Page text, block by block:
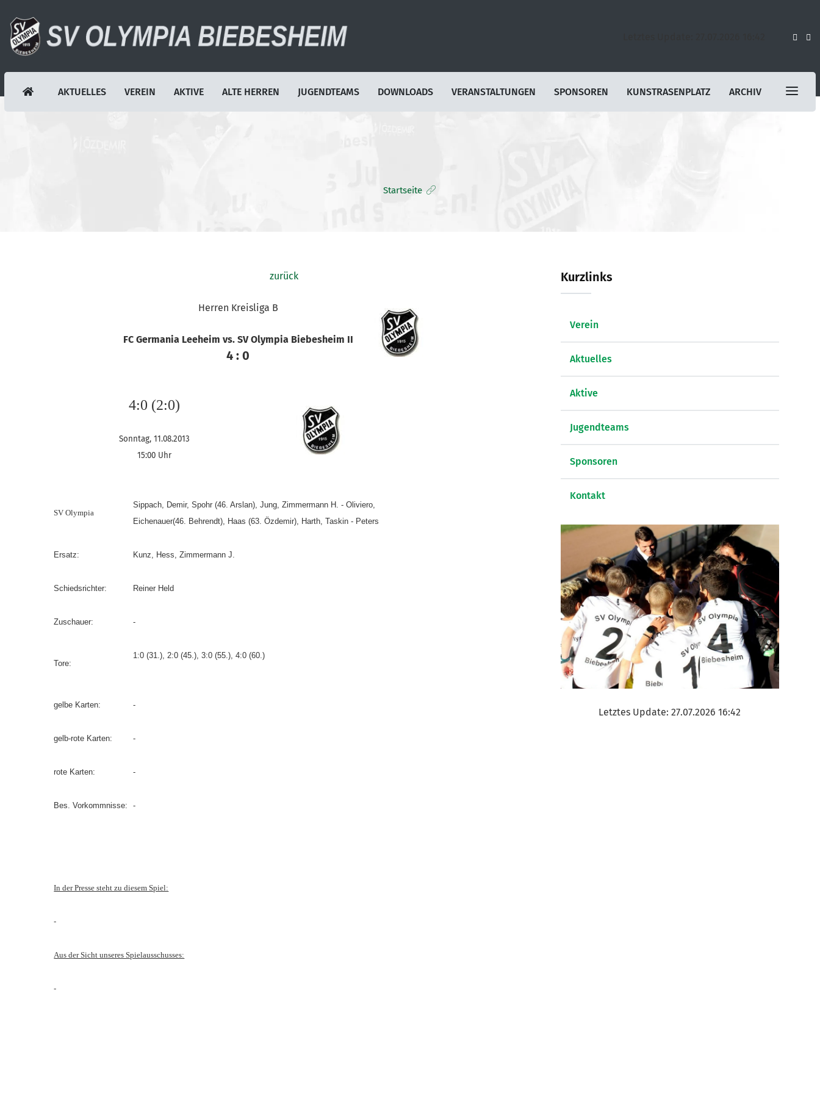
AKTUELLES VEREIN AKTIVE ALTE HERREN JUGENDTEAMS DOWNLOADS VERANSTALTUNGEN SPONSOREN KUNSTRASENPLATZ ARCHIV
Startseite
zurück
Herren Kreisliga B
FC Germania Leeheim vs. SV Olympia Biebesheim II
4 : 0
4:0 (2:0)
Sonntag, 11.08.2013
15:00 Uhr
SV Olympia
Sippach, Demir, Spohr (46. Arslan), Jung, Zimmermann H. - Oliviero,
Eichenauer(46. Behrendt), Haas (63. Özdemir), Harth, Taskin - Peters
Ersatz: Kunz, Hess, Zimmermann J.
Schiedsrichter: Reiner Held
Zuschauer: -
Tore:
1:0 (31.), 2:0 (45.), 3:0 (55.), 4:0 (60.)
gelbe Karten: -
gelb-rote Karten: -
rote Karten: -
Bes. Vorkommnisse: -
In der Presse steht zu diesem Spiel:
-
Aus der Sicht unseres Spielausschusses:
-
Kurzlinks
Verein
Aktuelles
Aktive
Jugendteams
Sponsoren
Kontakt
Letztes Update: 27.07.2026 16:42